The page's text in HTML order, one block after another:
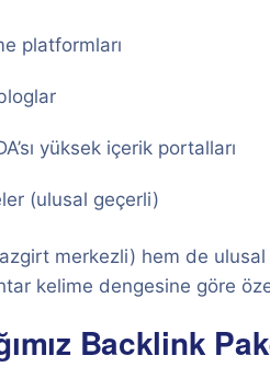
platformları
yüksek içerik portalları
(ulusal geçerli)
merkezli) hem de
kelime dengesine göre
Backlink